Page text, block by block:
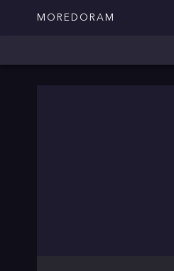
MOREDORAM